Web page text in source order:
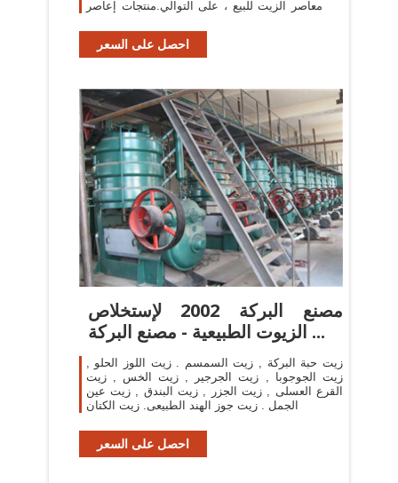
من معاصر الزيت للبيع ، على التوالي.منتجات إعاصر
احصل على السعر
مصنع البركة 2002 لإستخلاص
الزيوت الطبيعية - مصنع البركة ...
زيت حبة البركة , زيت السمسم . زيت اللوز الحلو ,
زيت الجوجوبا , زيت الجرجير , زيت الخس , زيت
القرع العسلى , زيت الجزر , زيت البندق , زيت عين
الجمل . زيت جوز الهند الطبيعى. زيت الكتان
احصل على السعر